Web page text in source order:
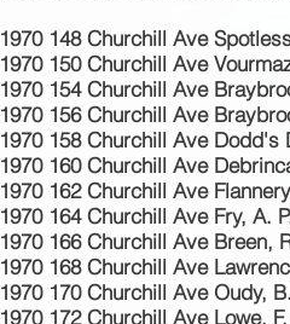
1970 148 Churchill Ave
1970 150 Churchill Ave
1970 154 Churchill Ave
1970 156 Churchill Ave
1970 158 Churchill Ave Dodd's
1970 160 Churchill Ave
1970 162 Churchill Ave
1970 164 Churchill Ave Fry, A.
1970 166 Churchill Ave Breen,
1970 168 Churchill Ave
1970 170 Churchill Ave Oudy,
1970 172 Churchill Ave Lowe,